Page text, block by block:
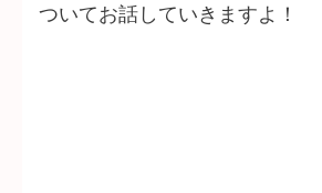
ついてお話していきますよ！